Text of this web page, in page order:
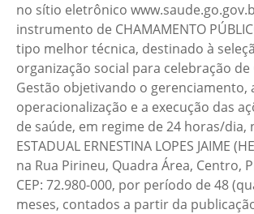
no sítio eletrônico
instrumento de CHAMAMENTO
tipo melhor técnica, destinado à
organização social para celebração
Gestão objetivando o gerenciamento,
operacionalização e a execução das
de saúde, em regime de 24 horas/dia,
ESTADUAL ERNESTINA LOPES JAIME
na Rua Pirineu, Quadra Área, Centro,
CEP: 72.980-000, por período de 48
meses, contados a partir da